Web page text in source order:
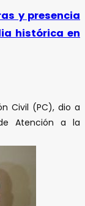
y presencia
histórica en
Civil (PC), dio a
Atención a la